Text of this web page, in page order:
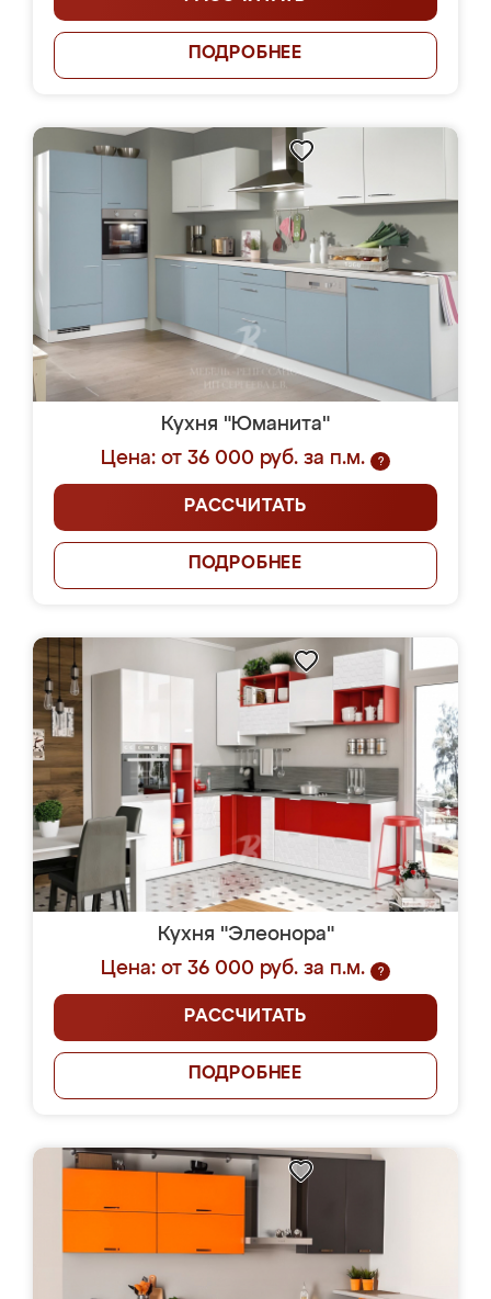
ПОДРОБНЕЕ
Кухня "Юманита"
Цена: от 36 000 руб. за п.м.
?
РАССЧИТАТЬ
ПОДРОБНЕЕ
Кухня "Элеонора"
Цена: от 36 000 руб. за п.м.
?
РАССЧИТАТЬ
ПОДРОБНЕЕ